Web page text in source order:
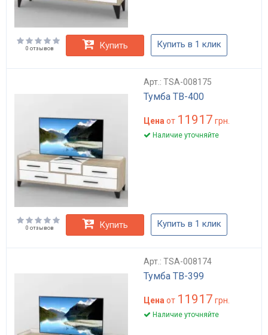
0 отзывов Купить Купить в 1 клик
Арт.: TSA-008175
Тумба ТВ-400
Цена от 11917 грн.
Наличие уточняйте
0 отзывов Купить Купить в 1 клик
Арт.: TSA-008174
Тумба ТВ-399
Цена от 11917 грн.
Наличие уточняйте